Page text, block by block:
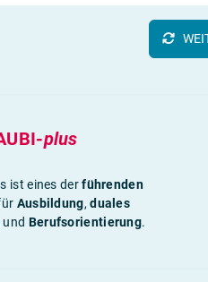
plus
ist eines derführenden
Ausbildung,duales
und Berufsorientierung.